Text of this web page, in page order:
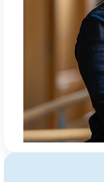
Har du spørsmål om